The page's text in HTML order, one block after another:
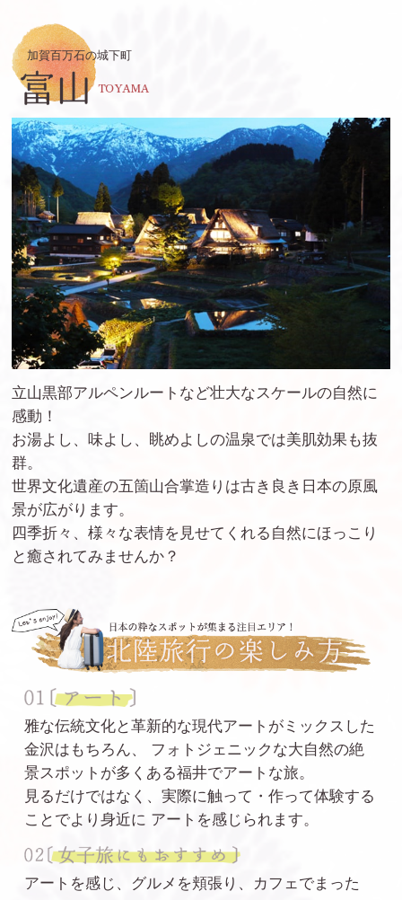
加賀百万石の城下町
立山黒部アルペンルートなど壮大なスケールの自然に
感動！
お湯よし、味よし、眺めよしの温泉では美肌効果も抜
群。
世界文化遺産の五箇山合掌造りは古き良き日本の原風
景が広がります。
四季折々、様々な表情を見せてくれる自然にほっこり
と癒されてみませんか？
雅な伝統文化と革新的な現代アートがミックスした
金沢はもちろん、
フォトジェニックな大自然の絶
景スポットが多くある福井でアートな旅。
見るだけではなく、実際に触って・作って体験する
ことでより身近に アートを感じられます。
アートを感じ、グルメを頬張り、カフェでまった